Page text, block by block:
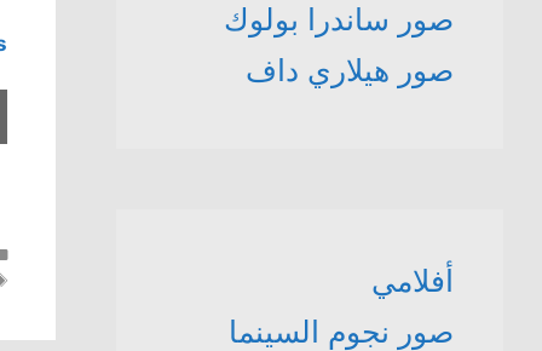
صور ساندرا بولوك
صور هيلاري داف
أفلامي
صور نجوم السينما